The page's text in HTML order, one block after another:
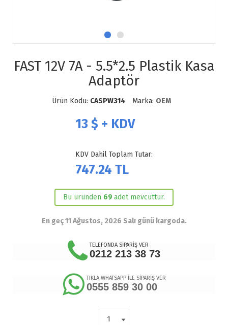
FAST 12V 7A - 5.5*2.5 Plastik Kasa
Adaptör
Ürün Kodu: CASPW314 Marka: OEM
13 $ + KDV
KDV Dahil Toplam Tutar:
747.24 TL
Bu üründen 69 adet mevcuttur.
En geç 11 Ağustos, 2026 Salı günü kargoda.
TELEFONDA SİPARİŞ VER
0212 213 38 73
TIKLA WHATSAPP İLE SİPARİŞ VER
0555 859 30 00